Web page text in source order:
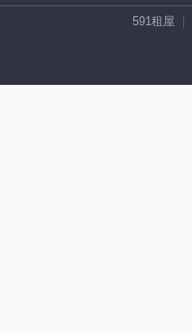
591租屋